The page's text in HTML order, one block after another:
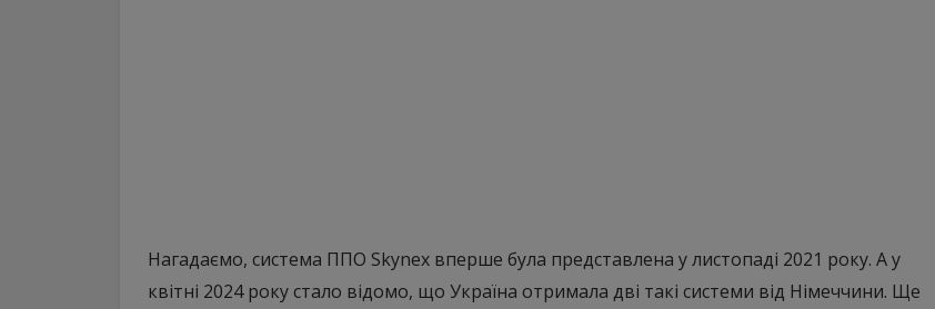
Нагадаємо, система ППО Skynex вперше була представлена у листопаді 2021 року. А у
квітні 2024 року стало відомо, що Україна отримала дві такі системи від Німеччини. Ще